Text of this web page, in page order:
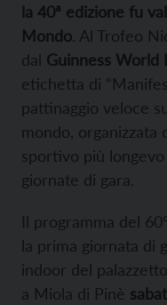
la 40ª edizione fu
Mondo. Al Trofeo
dal Guinness World
etichetta di
pattinaggio veloce
mondo, organizzata
sportivo più
giornate di gara.
Il programma del
la prima giornata di
indoor del
a Miola di Pinè